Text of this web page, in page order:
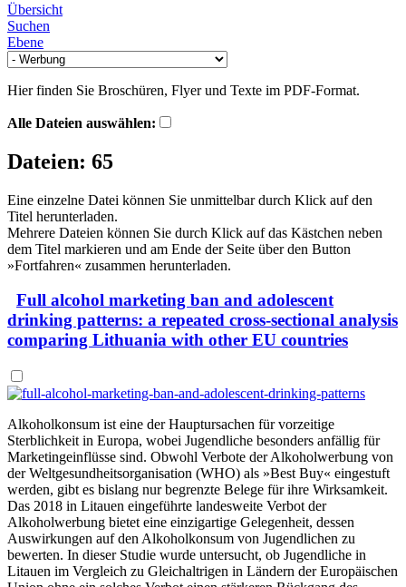
Übersicht
Suchen
Ebene
Hier finden Sie Broschüren, Flyer und Texte im PDF-Format.
Alle Dateien auswählen:
Dateien: 65
Eine einzelne Datei können Sie unmittelbar durch Klick auf den
Titel herunterladen.
Mehrere Dateien können Sie durch Klick auf das Kästchen neben
dem Titel markieren und am Ende der Seite über den Button
»Fortfahren« zusammen herunterladen.
Full alcohol marketing ban and adolescent
drinking patterns: a repeated cross-sectional analysis
comparing Lithuania with other EU countries
Alkoholkonsum ist eine der Hauptursachen für vorzeitige
Sterblichkeit in Europa, wobei Jugendliche besonders anfällig für
Marketingeinflüsse sind. Obwohl Verbote der Alkoholwerbung von
der Weltgesundheitsorganisation (WHO) als »Best Buy« eingestuft
werden, gibt es bislang nur begrenzte Belege für ihre Wirksamkeit.
Das 2018 in Litauen eingeführte landesweite Verbot der
Alkoholwerbung bietet eine einzigartige Gelegenheit, dessen
Auswirkungen auf den Alkoholkonsum von Jugendlichen zu
bewerten. In dieser Studie wurde untersucht, ob Jugendliche in
Litauen im Vergleich zu Gleichaltrigen in Ländern der Europäischen